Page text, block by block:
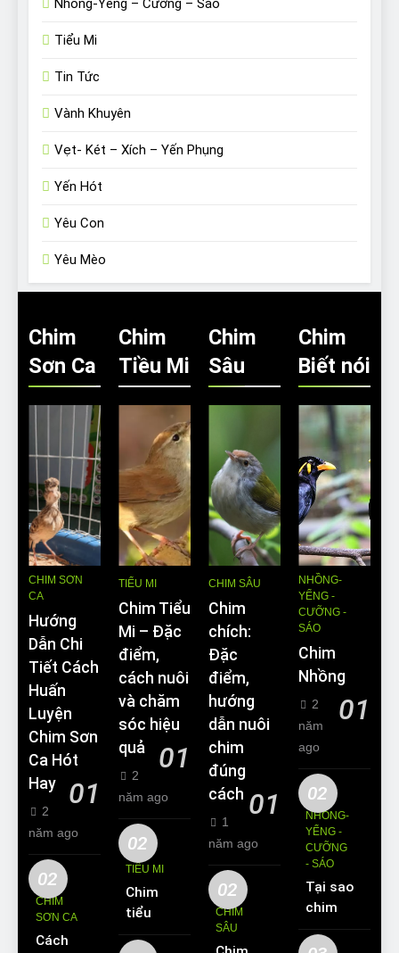
Nhồng-Yểng – Cưỡng – Sáo
Tiểu Mi
Tin Tức
Vành Khuyên
Vẹt- Két – Xích – Yến Phụng
Yến Hót
Yêu Con
Yêu Mèo
Chim
Sơn Ca
CHIM SƠN
CA
Hướng
Dẫn Chi
Tiết Cách
Huấn
Luyện
Chim Sơn
Ca Hót
Hay
01
2
năm ago
02
CHIM
SƠN CA
Cách
Chim
Tiều Mi
TIỂU MI
Chim Tiểu
Mi – Đặc
điểm,
cách nuôi
và chăm
sóc hiệu
quả
01
2
năm ago
02
TIỂU MI
Chim
tiểu mi
ăn gì?
Chim
Sâu
CHIM SÂU
Chim
chích:
Đặc
điểm,
hướng
dẫn nuôi
chim
đúng
cách 01
1
năm ago
02
CHIM
SÂU
Chim
Biết nói
NHỒNG-
YỂNG -
CƯỠNG -
SÁO
Chim
Nhồng
01
2
năm
ago
02
NHỒNG-
YỂNG -
CƯỠNG
- SÁO
Tại sao
chim
Sáo lại
được